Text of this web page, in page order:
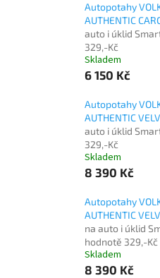
Autopotahy
AUTHENTIC
auto i úklid
329,-Kč
Skladem
6 150 Kč
Autopotahy
AUTHENTIC
auto i úklid
329,-Kč
Skladem
8 390 Kč
Autopotahy
AUTHENTIC
na auto i úklid
hodnotě 329,-Kč
Skladem
8 390 Kč